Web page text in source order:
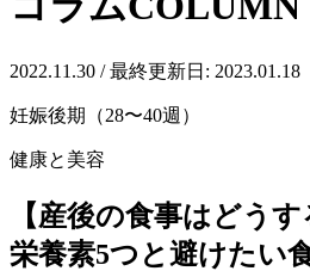
2022.11.30 / 最終更新日: 2023.01.18
妊娠後期（28〜40週）
健康と美容
【産後の食事はどう
栄養素5つと避けたい